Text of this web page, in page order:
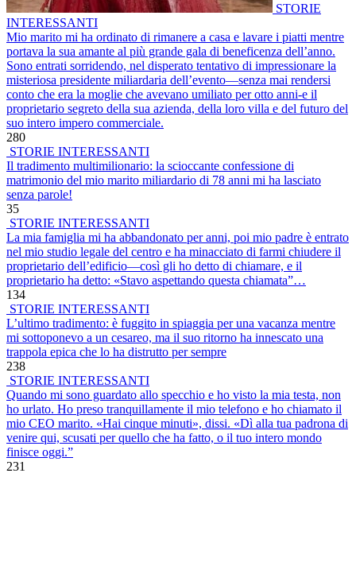
STORIE
INTERESSANTI
Mio marito mi ha ordinato di rimanere a casa e lavare i piatti mentre
portava la sua amante al più grande gala di beneficenza dell’anno.
Sono entrati sorridendo, nel disperato tentativo di impressionare la
misteriosa presidente miliardaria dell’evento—senza mai rendersi
conto che era la moglie che avevano umiliato per otto anni-e il
proprietario segreto della sua azienda, della loro villa e del futuro del
suo intero impero commerciale.
280
STORIE INTERESSANTI
Il tradimento multimilionario: la scioccante confessione di
matrimonio del mio marito miliardario di 78 anni mi ha lasciato
senza parole!
35
STORIE INTERESSANTI
La mia famiglia mi ha abbandonato per anni, poi mio padre è entrato
nel mio studio legale del centro e ha minacciato di farmi chiudere il
proprietario dell’edificio—così gli ho detto di chiamare, e il
proprietario ha detto: «Stavo aspettando questa chiamata”…
134
STORIE INTERESSANTI
L’ultimo tradimento: è fuggito in spiaggia per una vacanza mentre
mi sottoponevo a un cesareo, ma il suo ritorno ha innescato una
trappola epica che lo ha distrutto per sempre
238
STORIE INTERESSANTI
Quando mi sono guardato allo specchio e ho visto la mia testa, non
ho urlato. Ho preso tranquillamente il mio telefono e ho chiamato il
mio CEO marito. «Hai cinque minuti», dissi. «Dì alla tua padrona di
venire qui, scusati per quello che ha fatto, o il tuo intero mondo
finisce oggi.”
231